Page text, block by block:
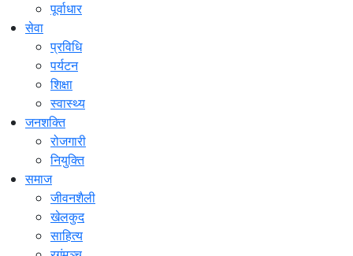
पूर्वाधार
सेवा
प्रविधि
पर्यटन
शिक्षा
स्वास्थ्य
जनशक्ति
रोजगारी
नियुक्ति
समाज
जीवनशैली
खेलकुद
साहित्य